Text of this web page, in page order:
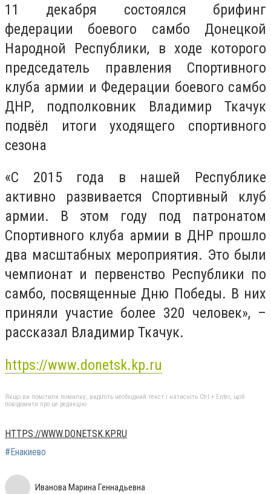
11 декабря состоялся брифинг
федерации боевого самбо Донецкой
Народной Республики, в ходе которого
председатель правления Спортивного
клуба армии и Федерации боевого самбо
ДНР, подполковник Владимир Ткачук
подвёл итоги уходящего спортивного
сезона
«С 2015 года в нашей Республике
активно развивается Спортивный клуб
армии. В этом году под патронатом
Спортивного клуба армии в ДНР прошло
два масштабных мероприятия. Это были
чемпионат и первенство Республики по
самбо, посвященные Дню Победы. В них
приняли участие более 320 человек», –
рассказал Владимир Ткачук.
https://www.donetsk.kp.ru
Якщо ви помітили помилку, виділіть необхідний текст і натисніть Ctrl + Enter, щоб
повідомити про це редакцію
HTTPS://WWW.DONETSK.KP.RU
#Енакиево
Иванова Марина Геннадьевна